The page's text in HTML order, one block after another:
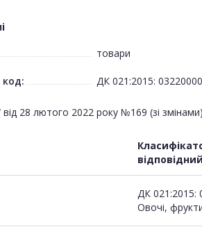
товари
код: ДК 021:2015:
28 лютого 2022 року №169 (зі змінами)
ДК 021:2015:
Овочі,